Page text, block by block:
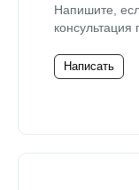
Напишите,
консультация
Написать